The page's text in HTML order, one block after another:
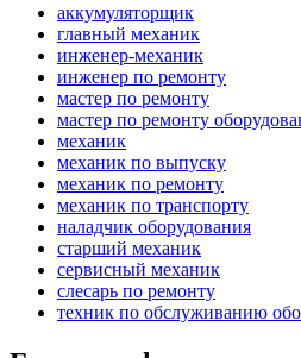
аккумуляторщик
главный механик
инженер-механик
инженер по ремонту
мастер по ремонту
мастер по ремонту
механик
механик по выпуску
механик по ремонту
механик по транспорту
наладчик оборудования
старший механик
сервисный механик
слесарь по ремонту
техник по обслуживанию